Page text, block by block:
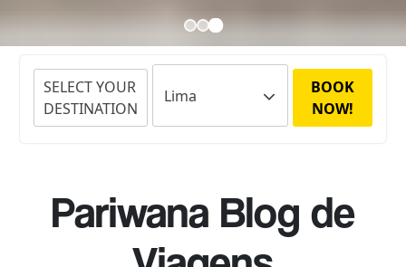
SELECT YOUR
DESTINATION
BOOK
NOW!
Pariwana Blog de